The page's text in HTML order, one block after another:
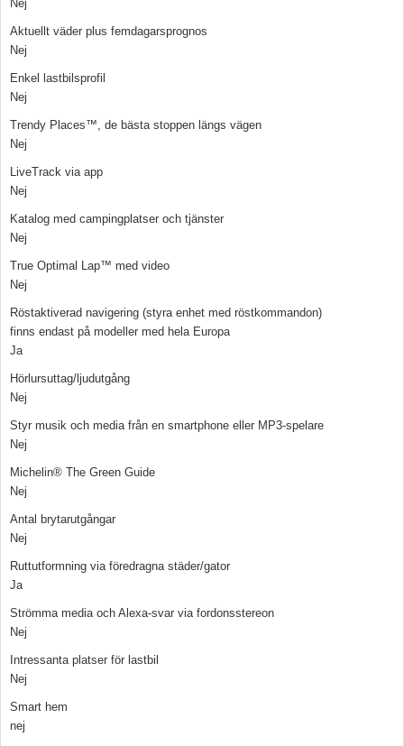
Nej
Aktuellt väder plus femdagarsprognos
Nej
Enkel lastbilsprofil
Nej
Trendy Places™, de bästa stoppen längs vägen
Nej
LiveTrack via app
Nej
Katalog med campingplatser och tjänster
Nej
True Optimal Lap™ med video
Nej
Röstaktiverad navigering (styra enhet med röstkommandon)
finns endast på modeller med hela Europa
Ja
Hörlursuttag/ljudutgång
Nej
Styr musik och media från en smartphone eller MP3-spelare
Nej
Michelin® The Green Guide
Nej
Antal brytarutgångar
Nej
Ruttutformning via föredragna städer/gator
Ja
Strömma media och Alexa-svar via fordonsstereon
Nej
Intressanta platser för lastbil
Nej
Smart hem
nej